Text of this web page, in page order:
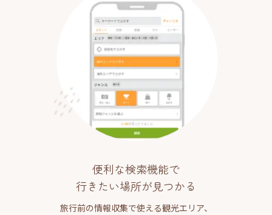
便利な検索機能で
行きたい場所が見つかる
旅行前の情報収集で使える観光エリア、